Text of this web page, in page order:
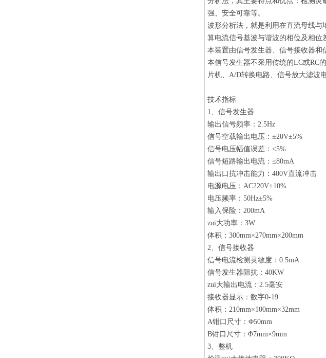
强、安全可靠等。
波形分析法，就是利用在直流母线
算电流信号基波与谐波的相位及相位
本装置由信号发生器、信号接收器和
本信号发生器不采用传统的LC或RC
片机、A/D转换电路、信号放大滤波
技术指标
1、信号发生器
输出信号频率：2.5Hz
信号空载输出电压：±20V±5%
信号电压幅值误差：<5%
信号短路输出电流：≤80mA
输出口抗冲击能力：400V直流冲击
电源电压：AC220V±10%
电压频率：50Hz±5%
输入保险：200mA
zui大功率：3W
体积：300mm×270mm×200mm
2、信号接收器
信号电流检测灵敏度：0.5mA
信号发生器阻抗：40KW
zui大输出电流：2.5毫安
接收器显示：数字0-19
体积：210mm×100mm×32mm
A钳口尺寸：Φ50mm
B钳口尺寸：Φ7mm×9mm
3、整机